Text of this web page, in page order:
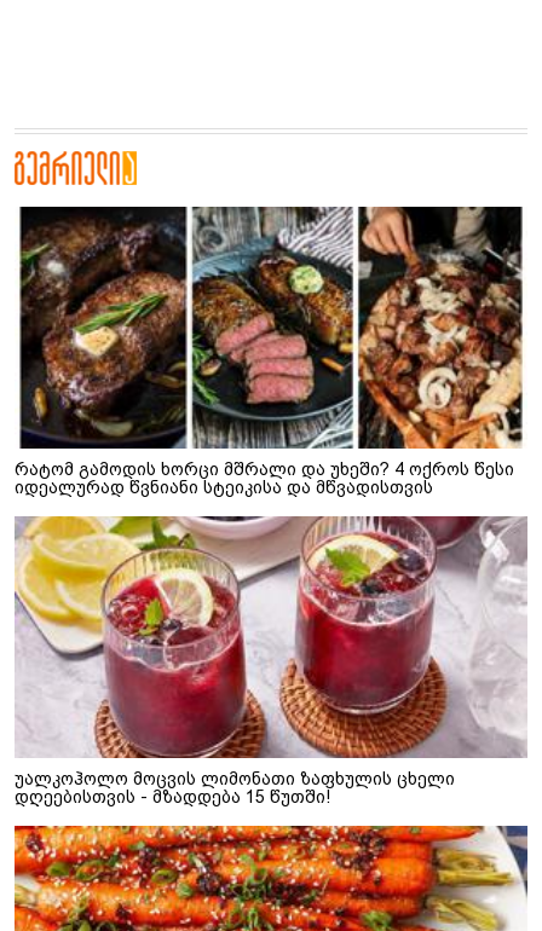
რატომ გამოდის ხორცი მშრალი და უხეში? 4 ოქროს წესი
იდეალურად წვნიანი სტეიკისა და მწვადისთვის
უალკოჰოლო მოცვის ლიმონათი ზაფხულის ცხელი
დღეებისთვის - მზადდება 15 წუთში!